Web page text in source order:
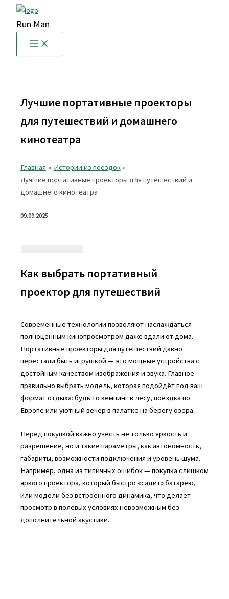
Перейти
содержимому
Run Man
Лучшие портативные проекторы
для путешествий и домашнего
кинотеатра
Главная
Истории из поездок
Лучшие портативные проекторы для путешествий и
домашнего кинотеатра
09.09.2025
Как выбрать портативный
проектор для путешествий
Современные технологии позволяют наслаждаться
полноценным кинопросмотром даже вдали от дома.
Портативные проекторы для путешествий давно
перестали быть игрушкой — это мощные устройства с
достойным качеством изображения и звука. Главное —
правильно выбрать модель, которая подойдёт под ваш
формат отдыха: будь то кемпинг в лесу, поездка по
Европе или уютный вечер в палатке на берегу озера.
Перед покупкой важно учесть не только яркость и
разрешение, но и такие параметры, как автономность,
габариты, возможности подключения и уровень шума.
Например, одна из типичных ошибок — покупка слишком
яркого проектора, который быстро «садит» батарею,
или модели без встроенного динамика, что делает
просмотр в полевых условиях невозможным без
дополнительной акустики.